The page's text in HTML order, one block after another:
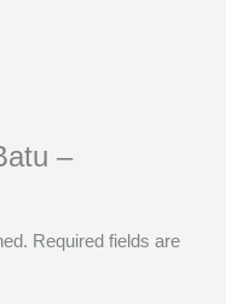
–
Required fields are